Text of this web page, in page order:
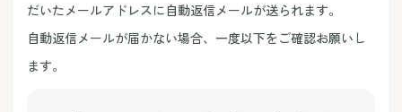
だいたメールアドレスに自動返信メールが送られます。
自動返信メールが届かない場合、一度以下をご確認お願いし
ます。